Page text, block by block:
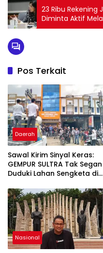
23 Ribu Rekening
Diminta Aktif
Pos Terkait
Daerah
Sawal Kirim Sinyal Keras:
GEMPUR SULTRA Tak Segan
Duduki Lahan Sengketa di
Nasional